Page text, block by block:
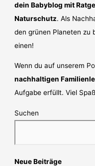
dein Babyblog mit
Naturschutz. Als
den grünen Planeten zu
einen!
Wenn du auf unserem
nachhaltigen
Aufgabe erfüllt. Viel
Suchen
Neue Beiträge